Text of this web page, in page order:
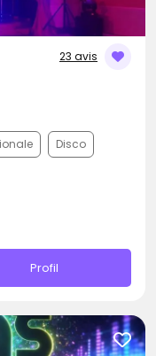
23 avis
Disco
Profil